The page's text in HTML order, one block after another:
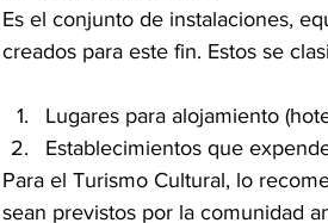
Es el conjunto de instalaciones,
creados para este fin. Estos se
Lugares para alojamiento
Establecimientos que
Para el Turismo Cultural, lo
sean previstos por la comunidad